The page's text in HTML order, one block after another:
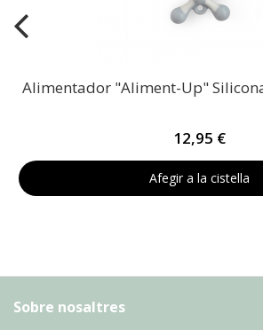
Alimentador "Aliment-Up"
12,95 €
Afegir a la cistella
Sobre nosaltres